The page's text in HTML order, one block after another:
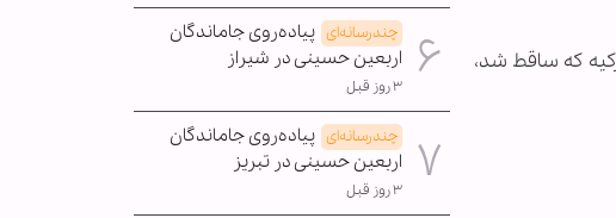
21 چه ارتباطی با جنگنده ترکیه که ساقط شد،
چندرسانه‌ای پیاده‌روی جاماندگان
اربعین حسینی در شیراز
۳ روز قبل
چندرسانه‌ای پیاده‌روی جاماندگان
اربعین حسینی در تبریز
۳ روز قبل